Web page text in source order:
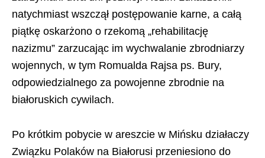
natychmiast wszczął postępowanie karne, a całą
piątkę oskarżono o rzekomą „rehabilitację
nazizmu” zarzucając im wychwalanie zbrodniarzy
wojennych, w tym Romualda Rajsa ps. Bury,
odpowiedzialnego za powojenne zbrodnie na
białoruskich cywilach.
Po krótkim pobycie w areszcie w Mińsku działaczy
Związku Polaków na Białorusi przeniesiono do